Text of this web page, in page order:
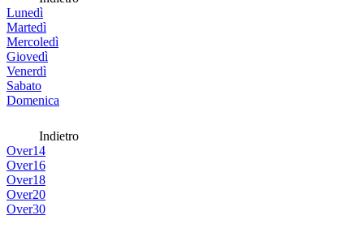
Lunedì
Martedì
Mercoledì
Giovedì
Venerdì
Sabato
Domenica
Indietro
Over14
Over16
Over18
Over20
Over30